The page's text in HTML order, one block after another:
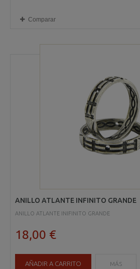
Comparar
ANILLO ATLANTE INFINITO GRANDE
ANILLO ATLANTE INIFINITO GRANDE
18,00 €
AÑADIR A CARRITO MÁS